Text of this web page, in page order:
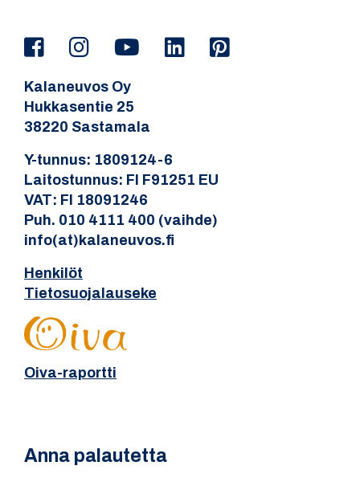
Kalaneuvos Oy
Hukkasentie 25
38220 Sastamala
Y-tunnus: 1809124-6
Laitostunnus: FI F91251 EU
VAT: FI 18091246
Puh. 010 4111 400 (vaihde)
info(at)kalaneuvos.fi
Henkilöt
Tietosuojalauseke
Oiva-raportti
Anna palautetta